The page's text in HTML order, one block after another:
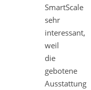
SmartScale
sehr
interessant,
weil
die
gebotene
Ausstattung